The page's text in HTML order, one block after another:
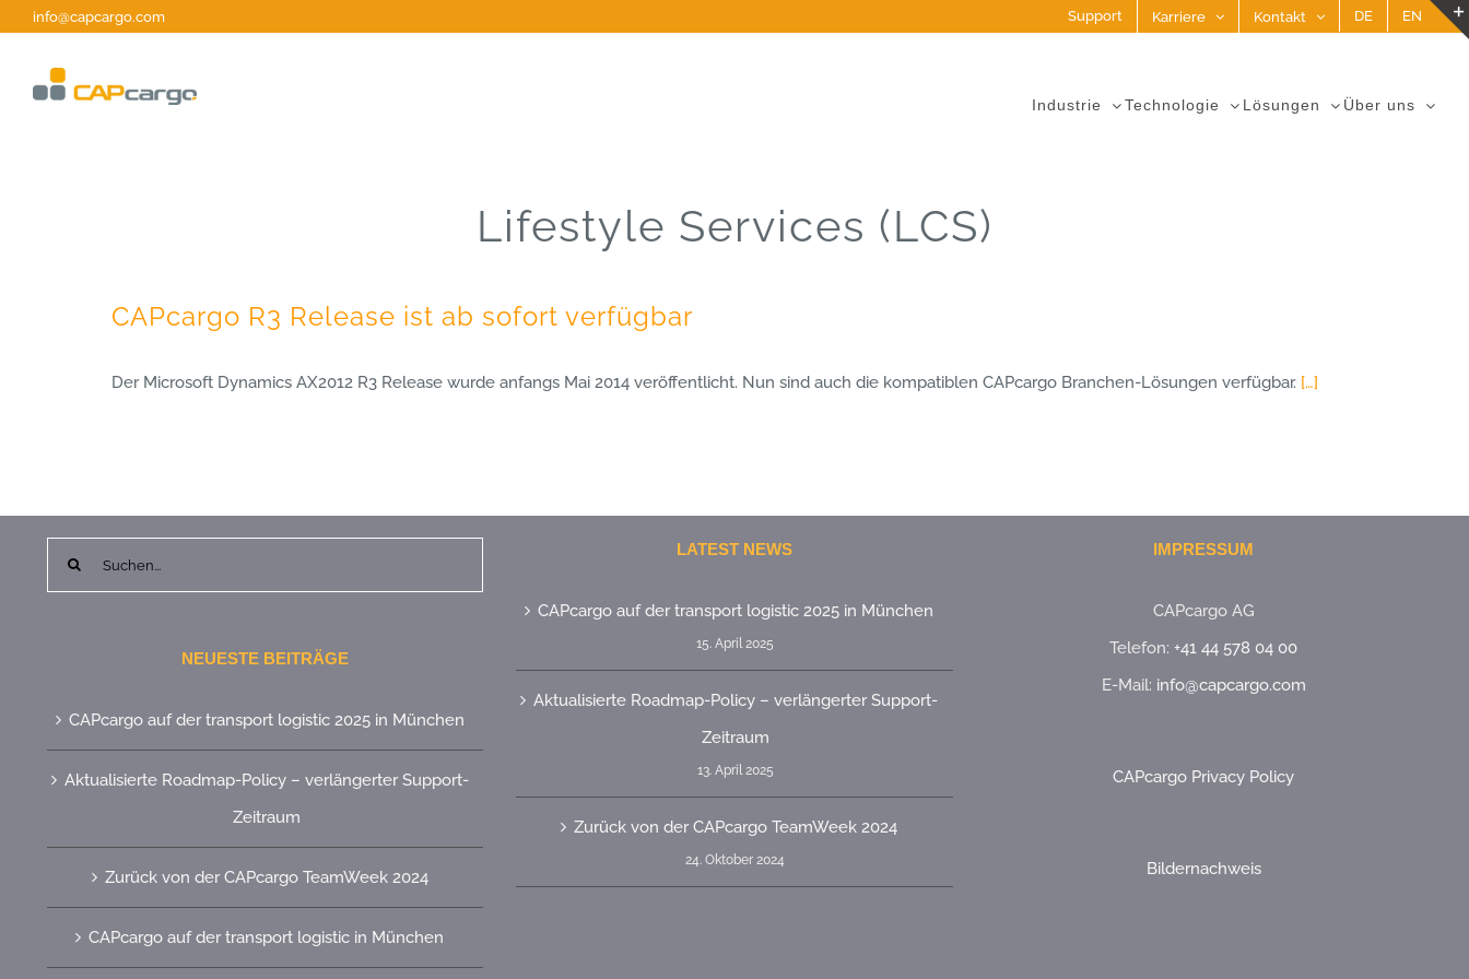
springen
info@capcargo.com Support Karriere Kontakt DE EN
Industrie Technologie Lösungen Über uns
Lifestyle Services (LCS)
CAPcargo R3 Release ist ab sofort verfügbar
Der Microsoft Dynamics AX2012 R3 Release wurde anfangs Mai 2014 veröffentlicht. Nun sind auch die kompatiblen CAPcargo Branchen-Lösungen verfügbar. […]
Suche
nach:
NEUESTE BEITRÄGE
CAPcargo auf der transport logistic 2025 in München
Aktualisierte Roadmap-Policy – verlängerter Support-
Zeitraum
Zurück von der CAPcargo TeamWeek 2024
CAPcargo auf der transport logistic in München
LATEST NEWS
CAPcargo auf der transport logistic 2025 in München
15. April 2025
Aktualisierte Roadmap-Policy – verlängerter Support-
Zeitraum
13. April 2025
Zurück von der CAPcargo TeamWeek 2024
24. Oktober 2024
IMPRESSUM
CAPcargo AG
Telefon:+41 44 578 04 00
E-Mail: info@capcargo.com
CAPcargo Privacy Policy
Bildernachweis